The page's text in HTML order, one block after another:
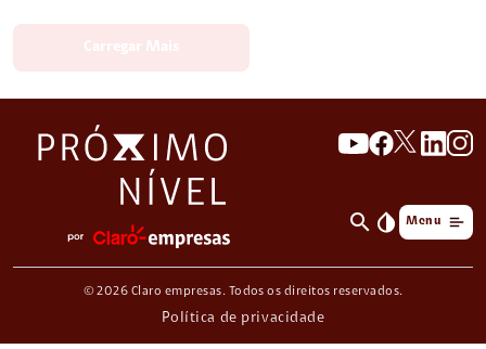
search invert_colors Menu
© 2026 Claro empresas. Todos os direitos reservados.
Política de privacidade